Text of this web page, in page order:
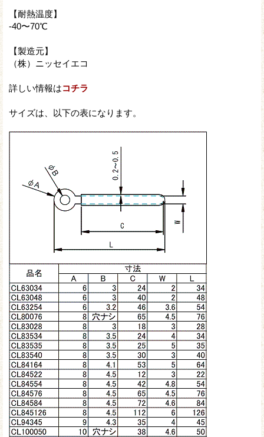
【耐熱温度】
-40〜70℃
【製造元】
（株）ニッセイエコ
詳しい情報はコチラ
サイズは、以下の表になります。